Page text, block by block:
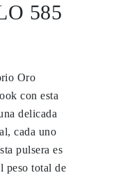
585
Oro
con esta
delicada
cada uno
pulsera es
peso total de